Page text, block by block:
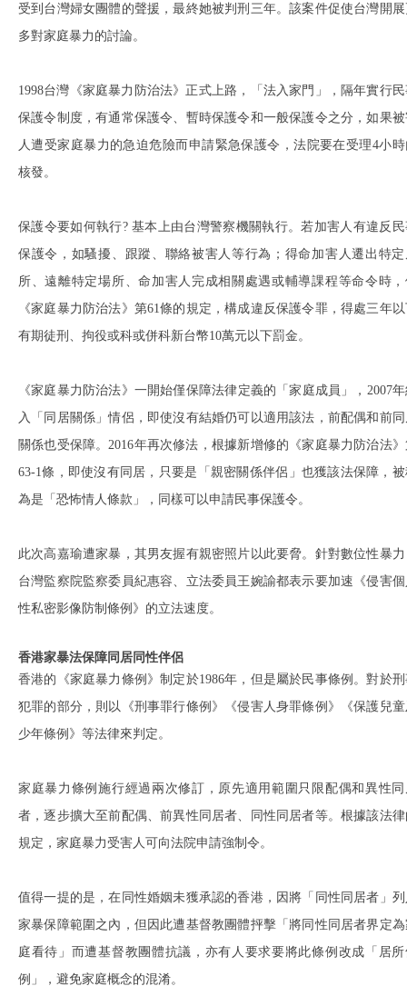
受到台灣婦女團體的聲援，最終她被判刑三年。該案件促使台灣開
多對家庭暴力的討論。
1998台灣《家庭暴力防治法》正式上路，「法入家門」，隔年實行
保護令制度，有通常保護令、暫時保護令和一般保護令之分，如果
人遭受家庭暴力的急迫危險而申請緊急保護令，法院要在受理4小
核發。
保護令要如何執行? 基本上由台灣警察機關執行。若加害人有違反
保護令，如騷擾、跟蹤、聯絡被害人等行為；得命加害人遷出特定
所、遠離特定場所、命加害人完成相關處遇或輔導課程等命令時，
《家庭暴力防治法》第61條的規定，構成違反保護令罪，得處三年
有期徒刑、拘役或科或併科新台幣10萬元以下罰金。
《家庭暴力防治法》一開始僅保障法律定義的「家庭成員」，2007
入「同居關係」情侶，即使沒有結婚仍可以適用該法，前配偶和前
關係也受保障。2016年再次修法，根據新增修的《家庭暴力防治法
63-1條，即使沒有同居，只要是「親密關係伴侶」也獲該法保障，
為是「恐怖情人條款」，同樣可以申請民事保護令。
此次高嘉瑜遭家暴，其男友握有親密照片以此要脅。針對數位性暴
台灣監察院監察委員紀惠容、立法委員王婉諭都表示要加速《侵害
性私密影像防制條例》的立法速度。
香港家暴法保障同居同性伴侶
香港的《家庭暴力條例》制定於1986年，但是屬於民事條例。對於
犯罪的部分，則以《刑事罪行條例》《侵害人身罪條例》《保護兒
少年條例》等法律來判定。
家庭暴力條例施行經過兩次修訂，原先適用範圍只限配偶和異性同
者，逐步擴大至前配偶、前異性同居者、同性同居者等。根據該法
規定，家庭暴力受害人可向法院申請強制令。
值得一提的是，在同性婚姻未獲承認的香港，因將「同性同居者」
家暴保障範圍之內，但因此遭基督教團體抨擊「將同性同居者界定
庭看待」而遭基督教團體抗議，亦有人要求要將此條例改成「居所
例」，避免家庭概念的混淆。